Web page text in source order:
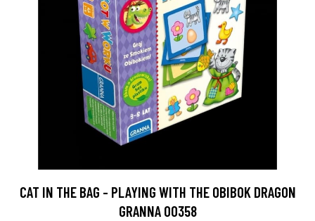
CAT IN THE BAG - PLAYING WITH THE OBIBOK DRAGON
GRANNA 00358